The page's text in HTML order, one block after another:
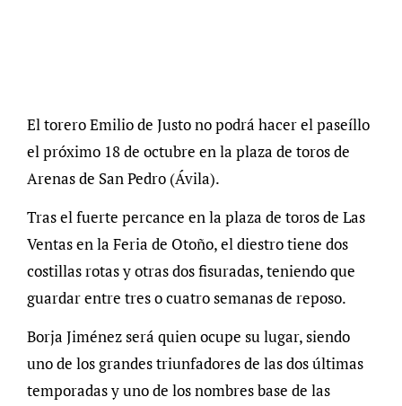
El torero Emilio de Justo no podrá hacer el paseíllo
el próximo 18 de octubre en la plaza de toros de
Arenas de San Pedro (Ávila).
Tras el fuerte percance en la plaza de toros de Las
Ventas en la Feria de Otoño, el diestro tiene dos
costillas rotas y otras dos fisuradas, teniendo que
guardar entre tres o cuatro semanas de reposo.
Borja Jiménez será quien ocupe su lugar, siendo
uno de los grandes triunfadores de las dos últimas
temporadas y uno de los nombres base de las